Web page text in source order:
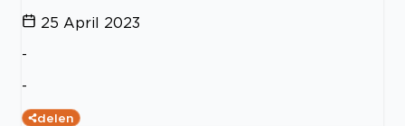
25 April 2023
-
-
delen